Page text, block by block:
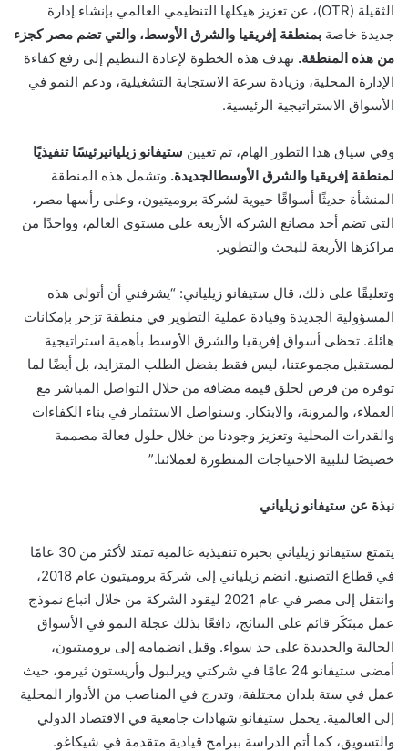
الثقيلة (OTR)، عن تعزيز هيكلها التنظيمي العالمي بإنشاء إدارة
جديدة خاصة بمنطقة إفريقيا والشرق الأوسط، والتي تضم مصر كجزء
من هذه المنطقة. تهدف هذه الخطوة لإعادة التنظيم إلى رفع كفاءة
الإدارة المحلية، وزيادة سرعة الاستجابة التشغيلية، ودعم النمو في
الأسواق الاستراتيجية الرئيسية.
وفي سياق هذا التطور الهام، تم تعيين ستيفانو زيليانيرئيسًا تنفيذيًا
لمنطقة إفريقيا والشرق الأوسطالجديدة. وتشمل هذه المنطقة
المنشأة حديثًا أسواقًا حيوية لشركة بروميتيون، وعلى رأسها مصر،
التي تضم أحد مصانع الشركة الأربعة على مستوى العالم، وواحدًا من
مراكزها الأربعة للبحث والتطوير.
وتعليقًا على ذلك، قال ستيفانو زيلياني: “يشرفني أن أتولى هذه
المسؤولية الجديدة وقيادة عملية التطوير في منطقة تزخر بإمكانات
هائلة. تحظى أسواق إفريقيا والشرق الأوسط بأهمية استراتيجية
لمستقبل مجموعتنا، ليس فقط بفضل الطلب المتزايد، بل أيضًا لما
توفره من فرص لخلق قيمة مضافة من خلال التواصل المباشر مع
العملاء، والمرونة، والابتكار. وسنواصل الاستثمار في بناء الكفاءات
والقدرات المحلية وتعزيز وجودنا من خلال حلول فعالة مصممة
خصيصًا لتلبية الاحتياجات المتطورة لعملائنا.”
نبذة عن ستيفانو زيلياني
يتمتع ستيفانو زيلياني بخبرة تنفيذية عالمية تمتد لأكثر من 30 عامًا
في قطاع التصنيع. انضم زيلياني إلى شركة بروميتيون عام 2018،
وانتقل إلى مصر في عام 2021 ليقود الشركة من خلال اتباع نموذج
عمل مبتَكَر قائم على النتائج، دافعًا بذلك عجلة النمو في الأسواق
الحالية والجديدة على حد سواء. وقبل انضمامه إلى بروميتيون،
أمضى ستيفانو 24 عامًا في شركتي ويرلبول وأريستون ثيرمو، حيث
عمل في ستة بلدان مختلفة، وتدرج في المناصب من الأدوار المحلية
إلى العالمية. يحمل ستيفانو شهادات جامعية في الاقتصاد الدولي
والتسويق، كما أتم الدراسة ببرامج قيادية متقدمة في شيكاغو.